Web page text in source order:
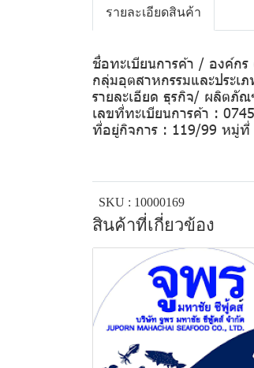
รายละเอียดสินค้า
ชื่อทะเบียนการค้า / องค์ก
กลุ่มอุตสาหกรรมและประเ
รายละเอียด ธุรกิจ/ ผลิตภั
เลขที่ทะเบียนการค้า :
ที่อยู่กิจการ : 119/99 หมู่ที่
SKU : 10000169
สินค้าที่เกี่ยวข้อง